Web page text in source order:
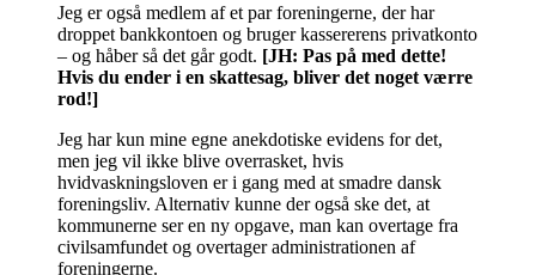
Jeg er også medlem af et par foreningerne, der har
droppet bankkontoen og bruger kassererens privatkonto
– og håber så det går godt. [JH: Pas på med dette!
Hvis du ender i en skattesag, bliver det noget værre
rod!]
Jeg har kun mine egne anekdotiske evidens for det,
men jeg vil ikke blive overrasket, hvis
hvidvaskningsloven er i gang med at smadre dansk
foreningsliv. Alternativ kunne der også ske det, at
kommunerne ser en ny opgave, man kan overtage fra
civilsamfundet og overtager administrationen af
foreningerne.